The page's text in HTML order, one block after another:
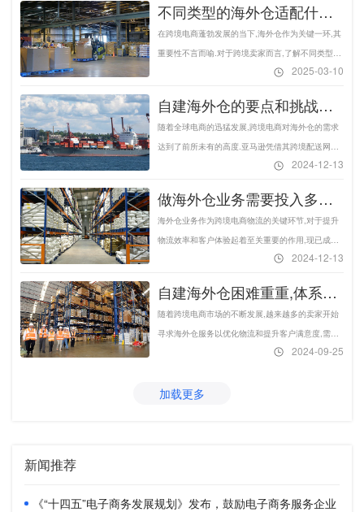
跨境电商竞争,早已从"卖得出去"转向"送得到、退得
了、服务得好",而这一切的核心支点,正是海外仓.
不同类型的海外仓适配什么
样的业务需求?卖家如何选择
合适的海外仓服务商?-易仓
在跨境电商蓬勃发展的当下,海外仓作为关键一环,其
重要性不言而喻.对于跨境卖家而言,了解不同类型的
海外仓及其特点,有助于制定更优的物流策略,提升运
并探讨它们各自的需求差异.
2025-03-10
自建海外仓的要点和挑战有
哪些?如何快速开展海外仓业
务?-易仓科技
随着全球电商的迅猛发展,跨境电商对海外仓的需求
达到了前所未有的高度.亚马逊凭借其跨境配送网络
和全球云仓体系,已经成为全球最大的海外仓运营商
板,从而促使部分卖家开始探索自建海外仓的道路.那
么自建海外仓又会面临哪些问题呢?
2024-12-13
做海外仓业务需要投入多少
钱?海外仓成本在线计算-易
仓科技
海外仓业务作为跨境电商物流的关键环节,对于提升
物流效率和客户体验起着至关重要的作用,现已成为
不少卖家出海首选的物流方式之一,因此想要入局这
需要一定的资金和成本投入,下面我们就带大家一起
来算一算做海外仓业务需要投入多少钱.
2024-12-13
自建海外仓困难重重,体系搭
建仍是一大挑战-易仓科技
随着跨境电商市场的不断发展,越来越多的卖家开始
寻求海外仓服务以优化物流和提升客户满意度,需求
量的上涨也催生出更多的海外仓服务商,其中不乏一
设和运营并非易事,它涉及到一系列复杂的挑战,从选
2024-09-25
加载更多
新闻推荐
《“十四五”电子商务发展规划》发布，鼓励电子商务服务企业